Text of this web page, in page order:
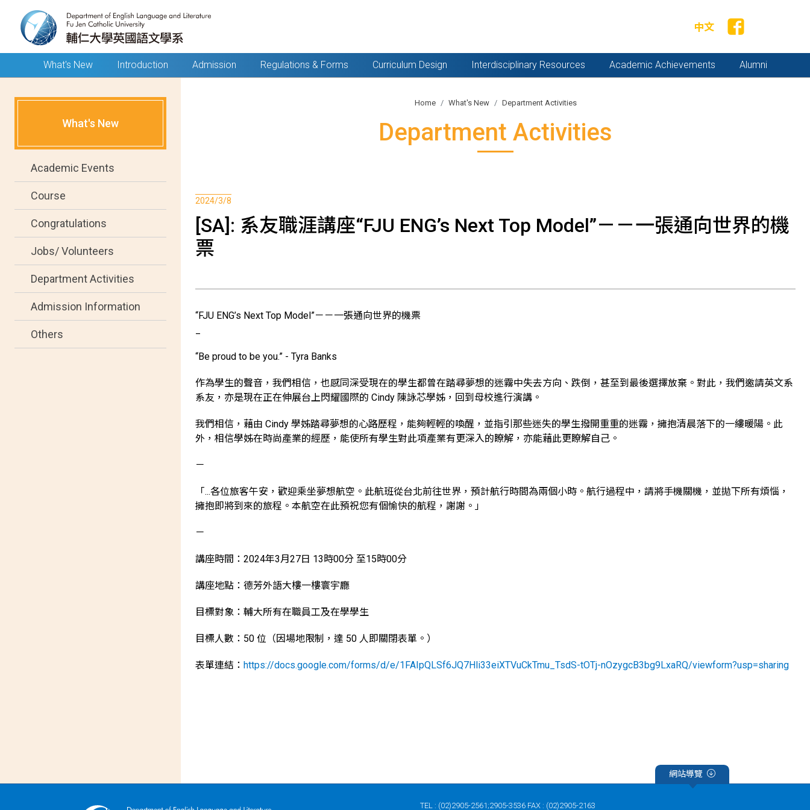
中文
What's New Introduction Admission Regulations & Forms Curriculum Design Interdisciplinary Resources Academic Achievements Alumni
What's New
Academic Events
Course
Congratulations
Jobs/ Volunteers
Department Activities
Admission Information
Others
Home What's New Department Activities
Department Activities
2024/3/8
[SA]: 系友職涯講座“FJU ENG’s Next Top Model”－－一張通向世界的機
票
“FJU ENG’s Next Top Model”－－一張通向世界的機票
“Be proud to be you.” - Tyra Banks
作為學生的聲音，我們相信，也感同深受現在的學生都曾在踏尋夢想的迷霧中失去方向、跌倒，甚至到最後選擇放棄。對此，我們邀請英文系
系友，亦是現在正在伸展台上閃耀國際的 Cindy 陳詠芯學姊，回到母校進行演講。
我們相信，藉由 Cindy 學姊踏尋夢想的心路歷程，能夠輕輕的喚醒，並指引那些迷失的學生撥開重重的迷霧，擁抱清晨落下的一縷暖陽。此
外，相信學姊在時尚產業的經歷，能使所有學生對此項產業有更深入的瞭解，亦能藉此更瞭解自己。
－
「...各位旅客午安，歡迎乘坐夢想航空。此航班從台北前往世界，預計航行時間為兩個小時。航行過程中，請將手機關機，並拋下所有煩惱，
擁抱即將到來的旅程。本航空在此預祝您有個愉快的航程，謝謝。」
－
講座時間：2024年3月27日 13時00分 至15時00分
講座地點：德芳外語大樓一樓寰宇廳
目標對象：輔大所有在職員工及在學學生
目標人數：50 位（因場地限制，達 50 人即關閉表單。）
表單連結： https://docs.google.com/forms/d/e/1FAIpQLSf6JQ7Hli33eiXTVuCkTmu_TsdS-tOTj-nOzygcB3bg9LxaRQ/viewform?usp=sharing
網站導覽
TEL : (02)2905-2561;2905-3536 FAX : (02)2905-2163